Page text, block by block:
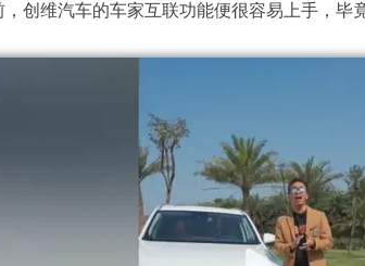
创维汽车的车家互联功能便很容易上手，毕